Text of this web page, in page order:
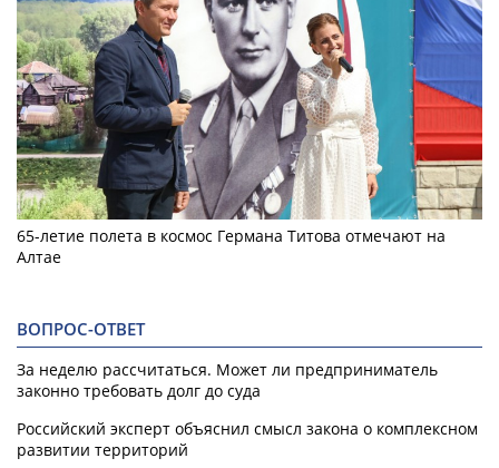
65-летие полета в космос Германа Титова отмечают на
Алтае
ВОПРОС-ОТВЕТ
За неделю рассчитаться. Может ли предприниматель
законно требовать долг до суда
Российский эксперт объяснил смысл закона о комплексном
развитии территорий